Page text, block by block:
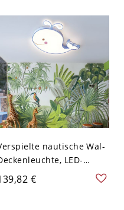
120V 30,48 cm
Weißlicht
nautische Wal-
LED-
für
Kinderzimmer &
€